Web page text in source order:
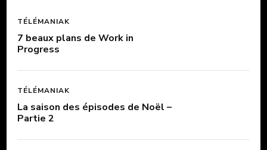
TÉLÉMANIAK
7 beaux plans de Work in
Progress
TÉLÉMANIAK
La saison des épisodes de Noël –
Partie 2